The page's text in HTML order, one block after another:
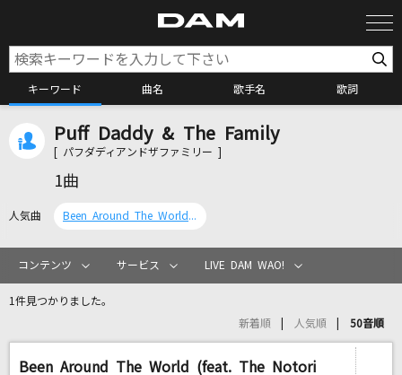
キーワード 曲名 歌手名 歌詞
カラオケ検索
カラオケリクエスト
リアルタイムで歌われている曲の一覧
Puff Daddy & The Family
[ パフダディアンドザファミリー ]
1曲
人気曲 Been Around The World (feat. The Notorious B.I.G. & Mase) [ビーン・アラウンド・ザ・ワールド]
コンテンツ サービス LIVE DAM WAO!
1件見つかりました。
新着順 人気順 50音順
Been Around The World (feat. The Notori